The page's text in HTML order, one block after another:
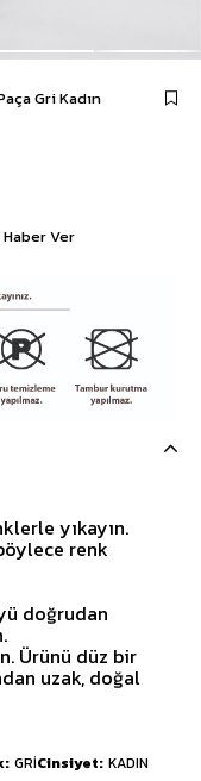
Gri Kadın
Ver
yıkayın.
renk
doğrudan
Ürünü düz bir
uzak, doğal
GRİCinsiyet KADIN